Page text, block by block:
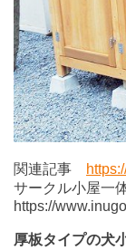
関連記事
サークル小屋
https://
厚板タイプの犬